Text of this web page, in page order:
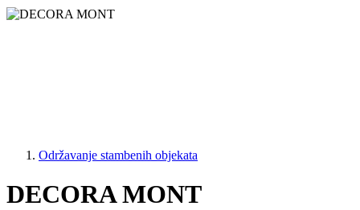
Održavanje stambenih objekata
DECORA MONT